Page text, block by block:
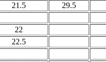
21.5
29.5
22
22.5